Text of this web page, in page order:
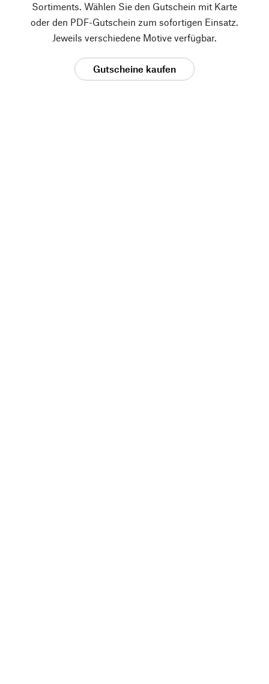
Sortiments. Wählen Sie den Gutschein mit Karte
oder den PDF-Gutschein zum sofortigen Einsatz.
Jeweils verschiedene Motive verfügbar.
Gutscheine kaufen